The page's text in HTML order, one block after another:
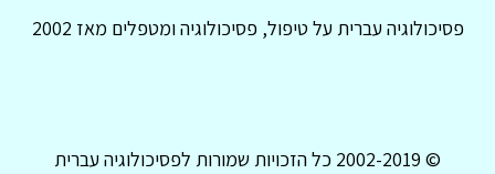
פסיכולוגיה עברית על טיפול, פסיכולוגיה ומטפלים מאז 2002
© 2002-2019 כל הזכויות שמורות לפסיכולוגיה עברית